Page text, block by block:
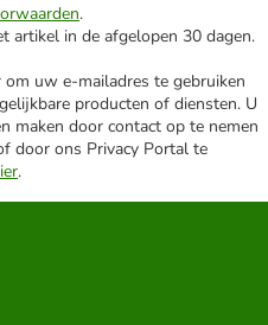
.
artikel in de afgelopen 30 dagen.
uw e-mailadres te gebruiken
producten of diensten. U
maken door contact op te nemen
door ons Privacy Portal te
.